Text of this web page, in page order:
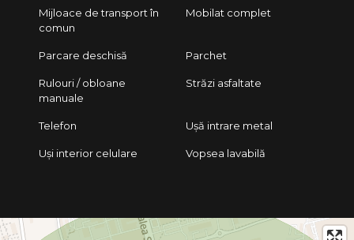
Mijloace de transport în
comun
Mobilat complet
Parcare deschisă Parchet
Rulouri / obloane
manuale
Străzi asfaltate
Telefon Ușă intrare metal
Uși interior celulare Vopsea lavabilă